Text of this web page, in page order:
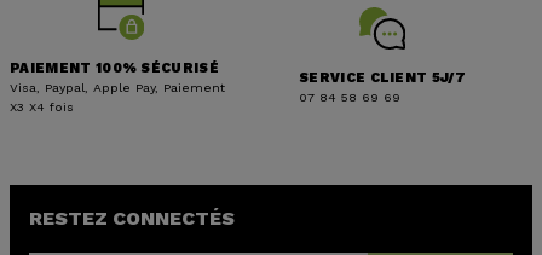
PAIEMENT 100% SÉCURISÉ
Visa, Paypal, Apple Pay, Paiement
X3 X4 fois
SERVICE CLIENT 5J/7
07 84 58 69 69
RESTEZ CONNECTÉS